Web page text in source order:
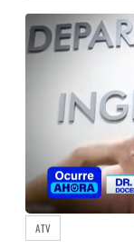
ATV